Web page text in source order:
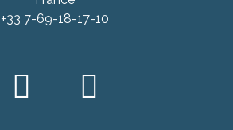
+33 7-69-18-17-10